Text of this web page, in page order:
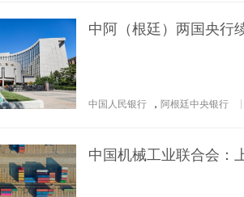
中阿（根廷）两国央行
中国人民银行 ， 阿根廷中央银行
中国机械工业联合会：